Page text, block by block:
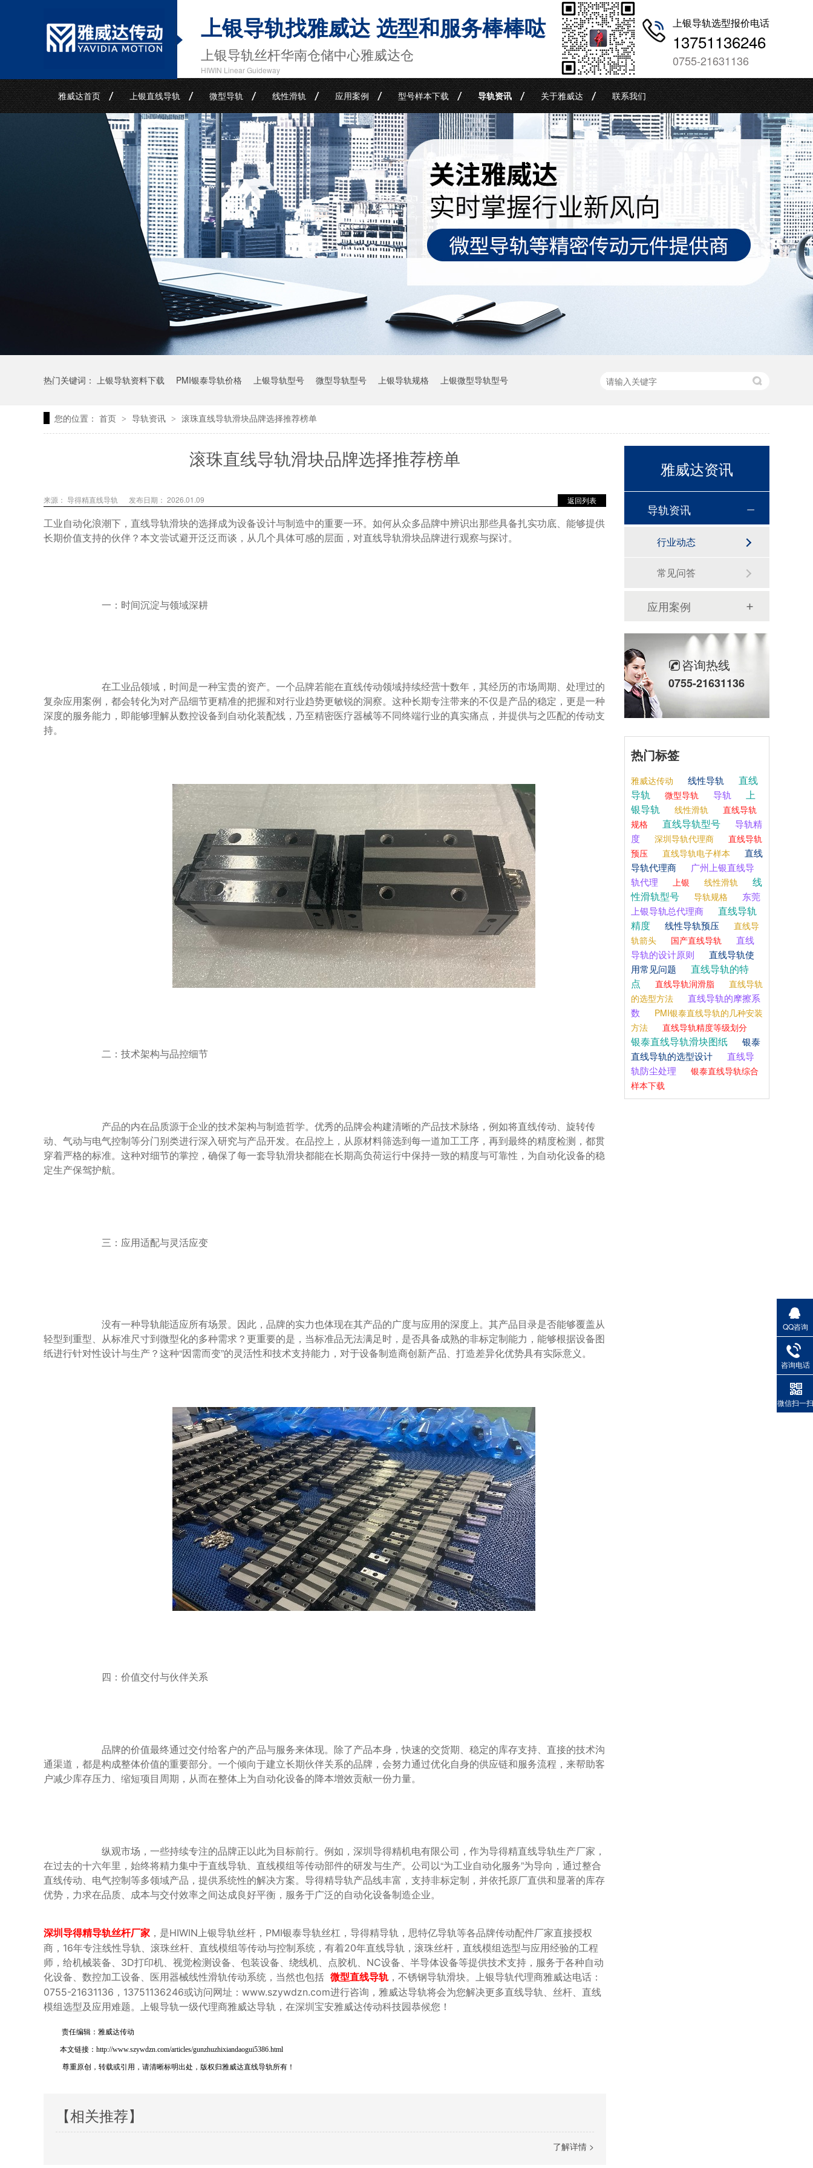
上银导轨找雅威达 选型和服务棒棒哒
上银导轨丝杆华南仓储中心雅威达仓
HIWIN Linear Guideway
上银导轨选型报价电话
13751136246
0755-21631136
雅威达首页 上银直线导轨 微型导轨 线性滑轨 应用案例 型号样本下载 导轨资讯 关于雅威达 联系我们
热门关键词： 上银导轨资料下载 PMI银泰导轨价格 上银导轨型号 微型导轨型号 上银导轨规格 上银微型导轨型号
您的位置： 首页 > 导轨资讯 > 滚珠直线导轨滑块品牌选择推荐榜单
滚珠直线导轨滑块品牌选择推荐榜单
返回列表
来源： 导得精直线导轨 发布日期： 2026.01.09
工业自动化浪潮下，直线导轨滑块的选择成为设备设计与制造中的重要一环。如何从众多品牌中辨识出那些具备扎实功底、能够提供
长期价值支持的伙伴？本文尝试避开泛泛而谈，从几个具体可感的层面，对直线导轨滑块品牌进行观察与探讨。
复杂应用案例，都会转化为对产品细节更精准的把握和对行业趋势更敏锐的洞察。这种长期专注带来的不仅是产品的稳定，更是一种
深度的服务能力，即能够理解从数控设备到自动化装配线，乃至精密医疗器械等不同终端行业的真实痛点，并提供与之匹配的传动支
持。
动、气动与电气控制等分门别类进行深入研究与产品开发。在品控上，从原材料筛选到每一道加工工序，再到最终的精度检测，都贯
穿着严格的标准。这种对细节的掌控，确保了每一套导轨滑块都能在长期高负荷运行中保持一致的精度与可靠性，为自动化设备的稳
定生产保驾护航。
轻型到重型、从标准尺寸到微型化的多种需求？更重要的是，当标准品无法满足时，是否具备成熟的非标定制能力，能够根据设备图
纸进行针对性设计与生产？这种“因需而变”的灵活性和技术支持能力，对于设备制造商创新产品、打造差异化优势具有实际意义。
通渠道，都是构成整体价值的重要部分。一个倾向于建立长期伙伴关系的品牌，会努力通过优化自身的供应链和服务流程，来帮助客
户减少库存压力、缩短项目周期，从而在整体上为自动化设备的降本增效贡献一份力量。
在过去的十六年里，始终将精力集中于直线导轨、直线模组等传动部件的研发与生产。公司以“为工业自动化服务”为导向，通过整合
直线传动、电气控制等多领域产品，提供系统性的解决方案。导得精导轨产品线丰富，支持非标定制，并依托原厂直供和显著的库存
优势，力求在品质、成本与交付效率之间达成良好平衡，服务于广泛的自动化设备制造企业。
深圳导得精导轨丝杆厂家 ，是HIWIN上银导轨丝杆，PMI银泰导轨丝杠，导得精导轨，思特亿导轨等各品牌传动配件厂家直接授权
商，16年专注线性导轨、滚珠丝杆、直线模组等传动与控制系统，有着20年直线导轨，滚珠丝杆，直线模组选型与应用经验的工程
师，给机械装备、3D打印机、视觉检测设备、包装设备、绕线机、点胶机、NC设备、半导体设备等提供技术支持，服务于各种自动
化设备、数控加工设备、医用器械线性滑轨传动系统，当然也包括 微型直线导轨，不锈钢导轨滑块。上银导轨代理商雅威达电话：
0755-21631136，13751136246或访问网址：www.szywdzn.com进行咨询，雅威达导轨将会为您解决更多直线导轨、丝杆、直线
模组选型及应用难题。上银导轨一级代理商雅威达导轨，在深圳宝安雅威达传动科技园恭候您！
责任编辑：雅威达传动
本文链接：http://www.szywdzn.com/articles/gunzhuzhixiandaogui5386.html
尊重原创，转载或引用，请清晰标明出处，版权归雅威达直线导轨所有！
【相关推荐】
了解详情 >
雅威达资讯
导轨资讯
行业动态
常见问答
应用案例
咨询热线
0755-21631136
热门标签
雅威达传动 线性导轨
直线
导轨
微型导轨 导轨
上
银导轨
线性滑轨
直线导轨
规格
直线导轨型号
导轨精
度
深圳导轨代理商
直线导轨
预压
直线导轨电子样本
直线
导轨代理商
广州上银直线导
轨代理
上银 线性滑轨
线
性滑轨型号
导轨规格
东莞
上银导轨总代理商
直线导轨
精度
线性导轨预压
直线导
轨箭头
国产直线导轨
直线
导轨的设计原则
直线导轨使
用常见问题
直线导轨的特
点
直线导轨润滑脂
直线导轨
的选型方法
直线导轨的摩擦系
数
PMI银泰直线导轨的几种安装
方法
直线导轨精度等级划分
银泰直线导轨滑块图纸
银泰
直线导轨的选型设计
直线导
轨防尘处理
银泰直线导轨综合
样本下载
QQ咨询
咨询电话
微信扫一扫